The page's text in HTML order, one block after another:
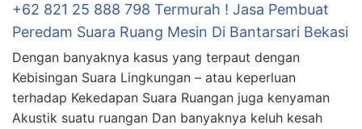
+62 821 25 888 798 Termurah ! Jasa Pembuat
Peredam Suara Ruang Mesin Di Bantarsari Bekasi
Dengan banyaknya kasus yang terpaut dengan
Kebisingan Suara Lingkungan – atau keperluan
terhadap Kekedapan Suara Ruangan juga kenyaman
Akustik suatu ruangan Dan banyaknya keluh kesah